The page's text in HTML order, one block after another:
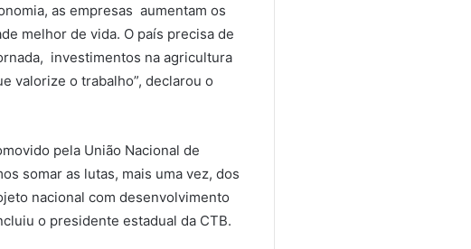
as empresas aumentam os
melhor de vida. O país precisa de
investimentos na agricultura
valorize o trabalho”, declarou o
pela União Nacional de
somar as lutas, mais uma vez, dos
nacional com desenvolvimento
o presidente estadual da CTB.